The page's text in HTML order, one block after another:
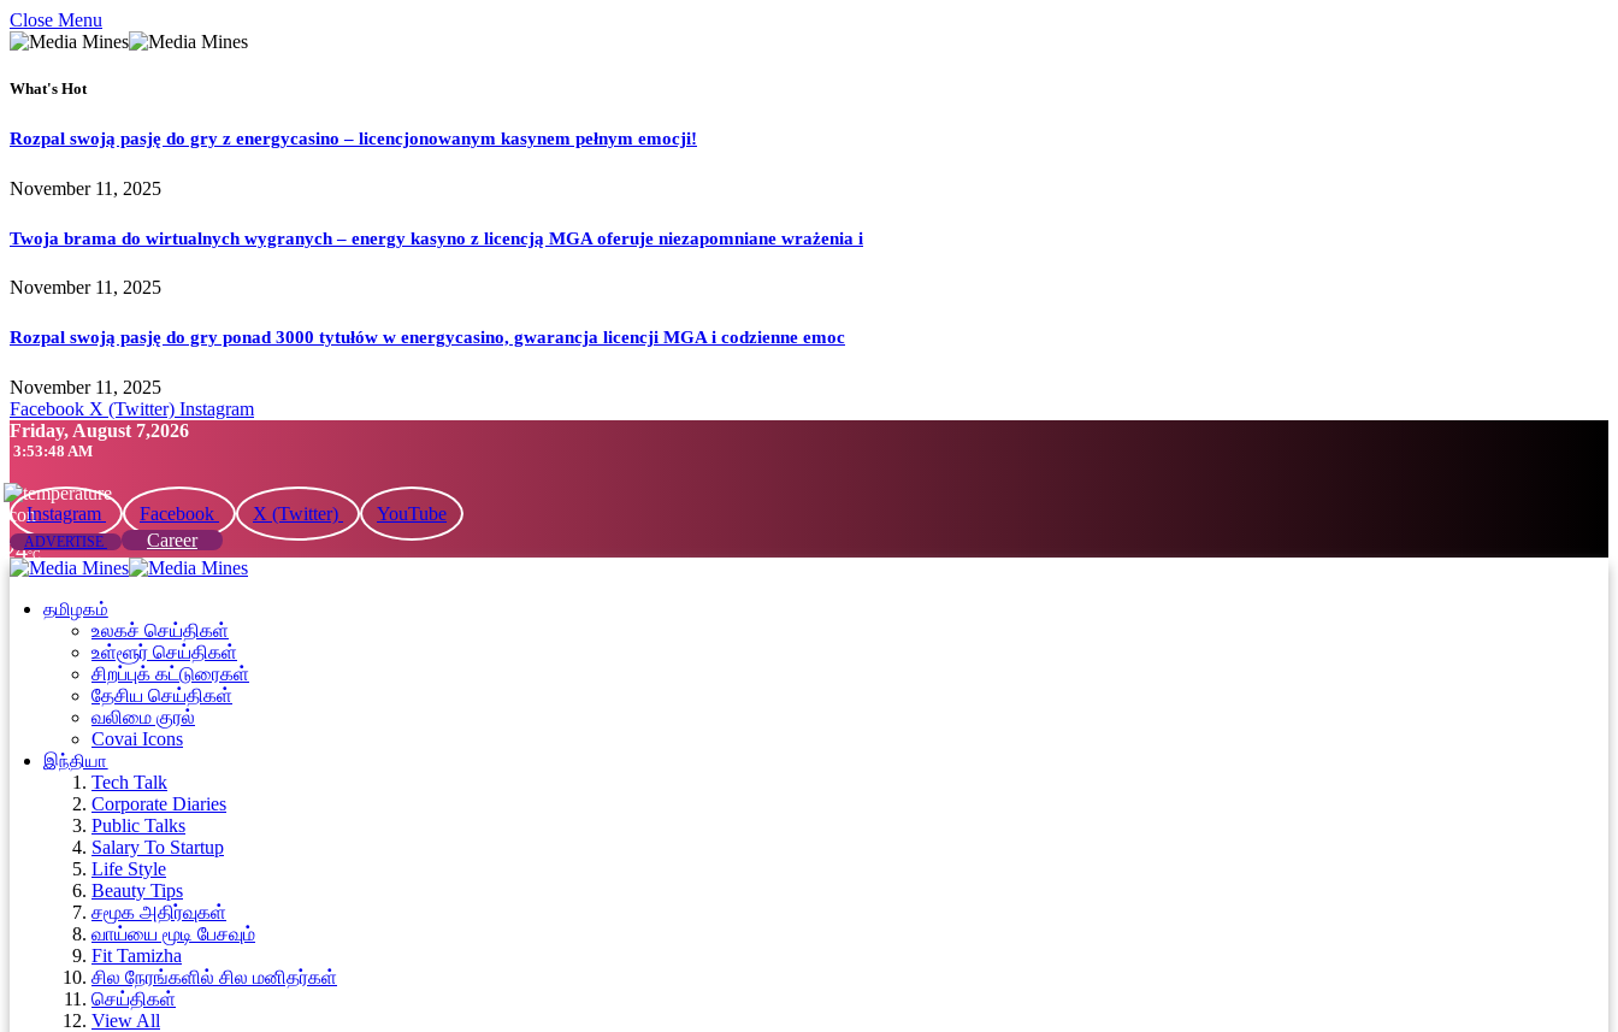
Close Menu
What's Hot
Rozpal swoją pasję do gry z energycasino – licencjonowanym kasynem pełnym emocji!
November 11, 2025
Twoja brama do wirtualnych wygranych – energy kasyno z licencją MGA oferuje niezapomniane wrażenia i
November 11, 2025
Rozpal swoją pasję do gry ponad 3000 tytułów w energycasino, gwarancja licencji MGA i codzienne emoc
November 11, 2025
Facebook X (Twitter) Instagram
Friday, August 7,2026
3:53:49 AM
24°C
Instagram Facebook X (Twitter) YouTube
ADVERTISE Career
தமிழகம்
உலகச் செய்திகள்
உள்ளூர் செய்திகள்
சிறப்புக் கட்டுரைகள்
தேசிய செய்திகள்
வலிமை குரல்
Covai Icons
இந்தியா
Tech Talk
Corporate Diaries
Public Talks
Salary To Startup
Life Style
Beauty Tips
சமூக அதிர்வுகள்
வாய்யை மூடி பேசவும்
Fit Tamizha
சில நேரங்களில் சில மனிதர்கள்
செய்திகள்
View All